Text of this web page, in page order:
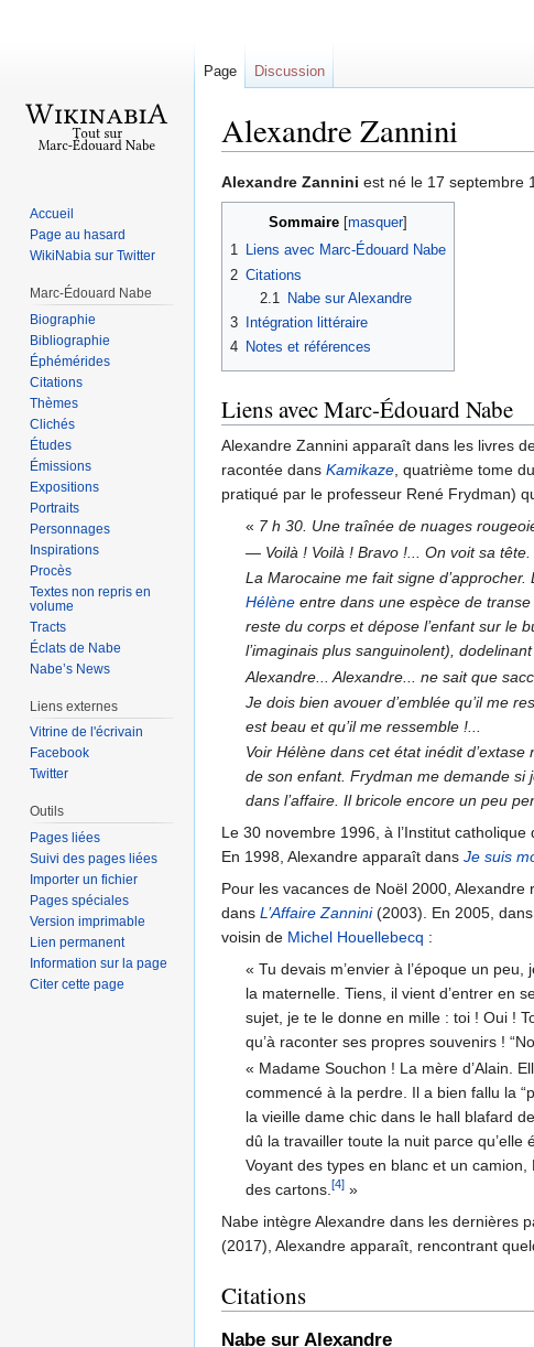
Alexandre Zannini
Sauter
à
navigation
Sauter
à
recherche
Alexandre Zannini est né le 17 septembre
Sommaire
1 Liens avec Marc-Édouard Nabe
2 Citations
2.1
Nabe sur Alexandre
3
Intégration littéraire
4 Notes et références
Liens avec Marc-Édouard Nabe
Alexandre Zannini apparaît dans les livres
racontée dans Kamikaze, quatrième tome
pratiqué par le professeur René Frydman)
« 7 h 30. Une traînée de nuages
— Voilà ! Voilà ! Bravo !... On voit sa tête.
La Marocaine me fait signe
Hélène entre dans une espèce de
reste du corps et dépose l’enfant sur le
l’imaginais plus sanguinolent),
Alexandre... Alexandre... ne sait que
Je dois bien avouer d’emblée qu’il me
est beau et qu’il me ressemble !...
Voir Hélène dans cet état inédit
de son enfant. Frydman me demande si
dans l’affaire. Il bricole encore un peu
Le 30 novembre 1996, à l’Institut
En 1998, Alexandre apparaît dans Je suis
Pour les vacances de Noël 2000,
dans L’Affaire Zannini(2003). En 2005,
voisin de Michel Houellebecq :
« Tu devais m’envier à l’époque un
la maternelle. Tiens, il vient d’entrer en
sujet, je te le donne en mille : toi ! Oui !
qu’à raconter ses propres souvenirs !
« Madame Souchon ! La mère d’Alain.
commencé à la perdre. Il a bien fallu la
la vieille dame chic dans le hall blafard
dû la travailler toute la nuit parce
Voyant des types en blanc et un camion,
des cartons.[4] »
Nabe intègre Alexandre dans les dernières
(2017), Alexandre apparaît, rencontrant
Citations
Nabe sur Alexandre
Page Discussion
Accueil
Page au hasard
WikiNabia sur Twitter
Marc-Édouard Nabe
Biographie
Bibliographie
Éphémérides
Citations
Thèmes
Clichés
Études
Émissions
Expositions
Portraits
Personnages
Inspirations
Procès
Textes non repris en
volume
Tracts
Éclats de Nabe
Nabe’s News
Liens externes
Vitrine de l'écrivain
Facebook
Twitter
Outils
Pages liées
Suivi des pages liées
Importer un fichier
Pages spéciales
Version imprimable
Lien permanent
Information sur la page
Citer cette page